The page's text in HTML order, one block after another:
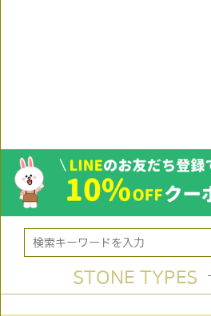
STONE TYPES -